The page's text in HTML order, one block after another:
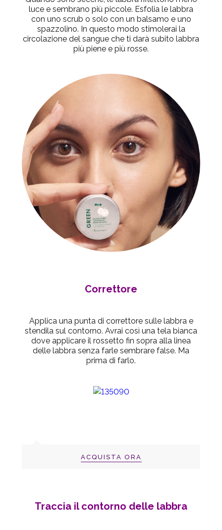
luce e sembrano più piccole. Esfolia le labbra
con uno scrub o solo con un balsamo e uno
spazzolino. In questo modo stimolerai la
circolazione del sangue che ti darà subito labbra
più piene e più rosse.
Correttore
Applica una punta di correttore sulle labbra e
stendila sul contorno. Avrai così una tela bianca
dove applicare il rossetto fin sopra alla linea
delle labbra senza farle sembrare false. Ma
prima di farlo.
ACQUISTA ORA
Traccia il contorno delle labbra